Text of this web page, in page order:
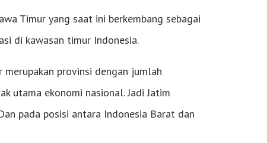
Timur yang saat ini berkembang sebagai
di kawasan timur Indonesia.
merupakan provinsi dengan jumlah
utama ekonomi nasional. Jadi Jatim
pada posisi antara Indonesia Barat dan